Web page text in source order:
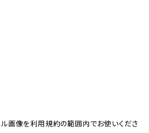
画像を利用規約の範囲内でお使いくださ